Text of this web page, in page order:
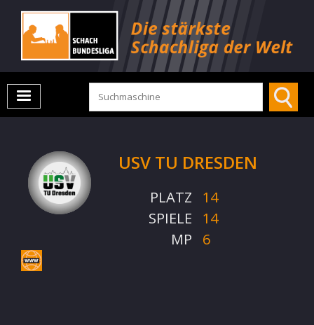
USV TU DRESDEN
PLATZ
14
SPIELE
14
MP
6